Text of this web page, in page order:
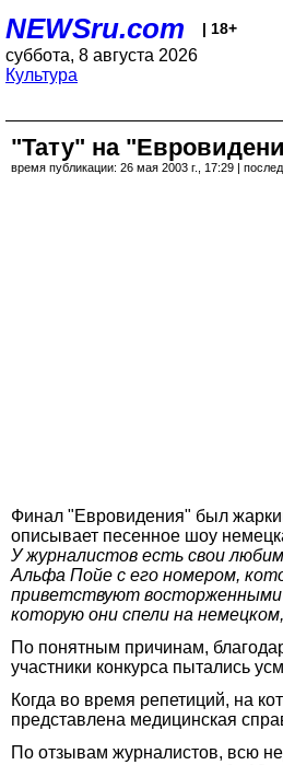
NEWSru.com | 18+
суббота, 8 августа 2026
Культура
"Тату" на
время публикации: 26 мая 2003 г., 17:29 |
Финал "Евровидения" был
описывает песенное шоу
У журналистов есть свои
Альфа Пойе с его номером,
приветствуют восторженными
которую они спели на
По понятным причинам,
участники конкурса пытались
Когда во время репетиций, на
представлена медицинская
По отзывам журналистов, всю